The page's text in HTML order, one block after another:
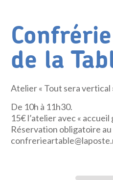
de la
Atelier « Tout sera vertical
De 10h à 11h30.
15€ l’atelier avec « accueil
Réservation obligatoire au